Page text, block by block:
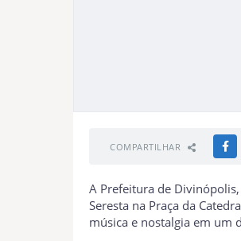
COMPARTILHAR
A Prefeitura de
Seresta na Praça da
música e nostalgia em um